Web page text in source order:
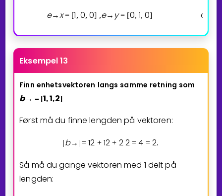
e→x = [1, 0, 0] ,e→ y = [0, 1, 0] og
Eksempel 13
Finn enhetsvektoren langs samme retning som
b→ = [1,1,2]
Først må du finne lengden på vektoren:
|b→ | = 12 + 12 + 22 = 4 = 2.
Så må du gange vektoren med 1 delt på
lengden: